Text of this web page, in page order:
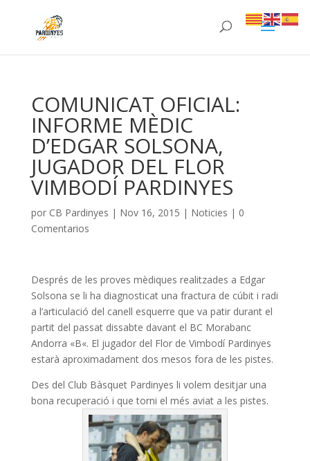
COMUNICAT OFICIAL:
INFORME MÈDIC
D’EDGAR SOLSONA,
JUGADOR DEL FLOR
VIMBODÍ PARDINYES
por CB Pardinyes | Nov 16, 2015 | Noticies | 0
Comentarios
Després de les proves mèdiques realitzades a Edgar
Solsona se li ha diagnosticat una fractura de cúbit i radi
a l’articulació del canell esquerre que va patir durant el
partit del passat dissabte davant el BC Morabanc
Andorra «B«. El jugador del Flor de Vimbodí Pardinyes
estarà aproximadament dos mesos fora de les pistes.
Des del Club Bàsquet Pardinyes li volem desitjar una
bona recuperació i que torni el més aviat a les pistes.